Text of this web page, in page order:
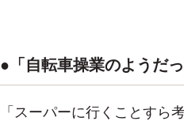
●「自転車操業のようだ
「スーパーに行くことすら